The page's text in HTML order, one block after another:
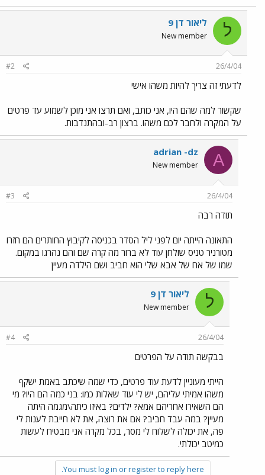
ל ליאור דן 9
New member
26/4/04
#2
לדעתי זה צריך להיות משהו אישי
שקשור למה שהם היו, אני כותב, ואם תרצו אני מוכן לשמוע עד פרטים
על המקרה ולחבר לכם משהו. ברצון רב-ובהתנדבות.
A
adrian -dz
New member
26/4/04
#3
תודה רבה
התאונה הייתה יום לפני ליל הסדר בכניסה לקיבוץ החותרים הם חזרו
מטורניר טניס שולחן עוד לא ברור מה קרה שם והם נהרגו במקום.
שמו של אח של אבא שלי הוא חביב ושם הילדה מעיין
ל ליאור דן 9
New member
26/4/04
#4
בבקשה תודה על הפרטים
הייתי מעוניין לדעת עוד פרטים, כדי שמה שיכתב באמת ישקף
משהו אמיתי עליהם, יש לי עוד שאלות כמו: בני כמה הם היו? מי
הם השאירו אחריהם אמא? ילדים? באיזו כיתה\מגמה היתה
מעיין? במה עבד חביב? אם את רוצה, את לא חייבת לענות לי
פה, את יכולה לשלוח לי מסר, בכל מקרה אני מבטיח לעשות
כמיטב יכולתי.
You must log in or register to reply here.